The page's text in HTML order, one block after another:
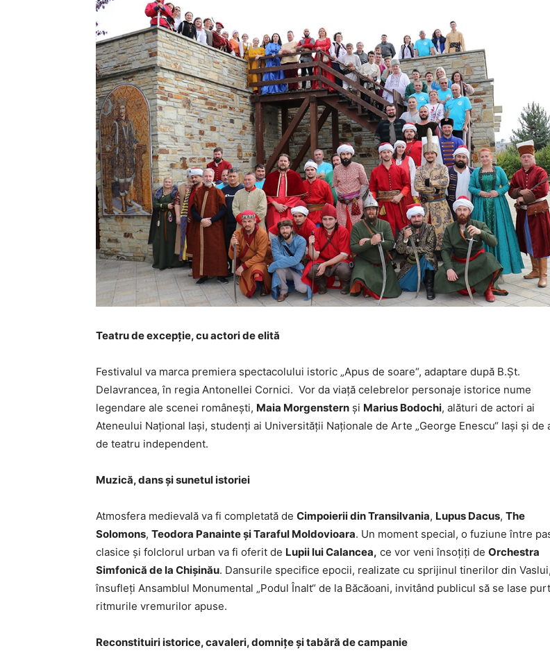
Teatru de excepție, cu actori de elită
Festivalul va marca premiera spectacolului istoric „Apus de soare“, adaptare după B.Șt.
Delavrancea, în regia Antonellei Cornici. Vor da viață celebrelor personaje istorice nume
legendare ale scenei românești, Maia Morgenstern și Marius Bodochi, alături de actori ai
Ateneului Național Iași, studenți ai Universității Naționale de Arte „George Enescu“ Iași și de
de teatru independent.
Muzică, dans și sunetul istoriei
Atmosfera medievală va fi completată de Cimpoierii din Transilvania, Lupus Dacus, The
Solomons, Teodora Panainte și Taraful Moldovioara. Un moment special, o fuziune între
clasice și folclorul urban va fi oferit de Lupii lui Calancea, ce vor veni însoțiți de Orchestra
Simfonică de la Chișinău. Dansurile specifice epocii, realizate cu sprijinul tinerilor din
însufleți Ansamblul Monumental „Podul Înalt“ de la Băcăoani, invitând publicul să se lase
ritmurile vremurilor apuse.
Reconstituiri istorice, cavaleri, domnițe și tabără de campanie